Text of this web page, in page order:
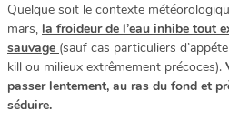
Quelque soit le contexte
mars, la froideur de l’eau inhibe tout
sauvage (sauf cas particuliers
kill ou milieux extrêmement précoces).
passer lentement, au ras du fond et
séduire.